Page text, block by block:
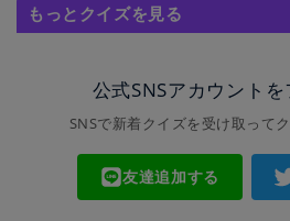
もっとクイズを見る
公式SNSアカウント
SNSで新着クイズを受け取って
友達追加する